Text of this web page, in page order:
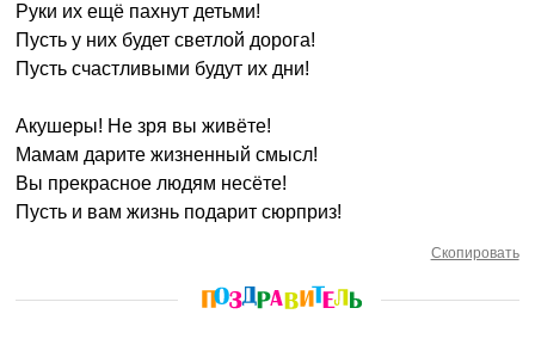
Руки их ещё пахнут детьми!
Пусть у них будет светлой дорога!
Пусть счастливыми будут их дни!
Акушеры! Не зря вы живёте!
Мамам дарите жизненный смысл!
Вы прекрасное людям несёте!
Пусть и вам жизнь подарит сюрприз!
Скопировать